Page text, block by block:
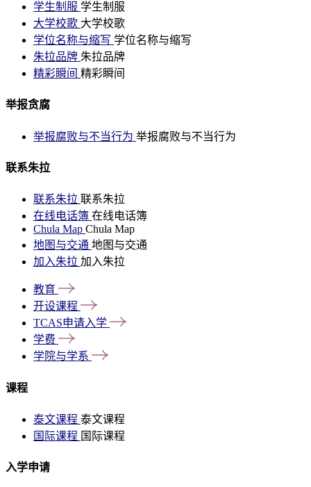
学生制服 学生制服
大学校歌 大学校歌
学位名称与缩写 学位名称与缩写
朱拉品牌 朱拉品牌
精彩瞬间 精彩瞬间
举报贪腐
举报腐败与不当行为 举报腐败与不当行为
联系朱拉
联系朱拉 联系朱拉
在线电话簿 在线电话簿
Chula Map Chula Map
地图与交通 地图与交通
加入朱拉 加入朱拉
教育
开设课程
TCAS申请入学
学费
学院与学系
课程
泰文课程 泰文课程
国际课程 国际课程
入学申请